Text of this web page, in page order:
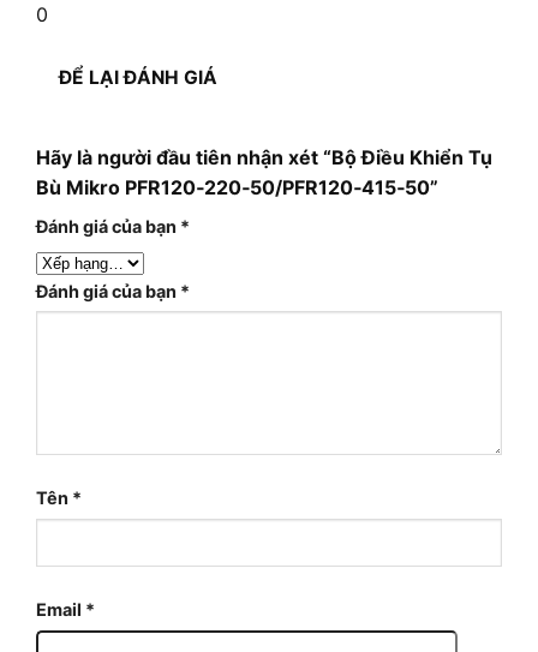
0
ĐỂ LẠI ĐÁNH GIÁ
Hãy là người đầu tiên nhận xét “Bộ Điều Khiển Tụ
Bù Mikro PFR120‑220‑50/PFR120‑415‑50”
Đánh giá của bạn *
Đánh giá của bạn *
Tên *
Email *